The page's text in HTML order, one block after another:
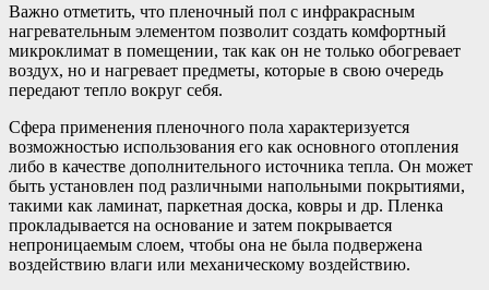
Важно отметить, что пленочный пол с инфракрасным
нагревательным элементом позволит создать комфортный
микроклимат в помещении, так как он не только обогревает
воздух, но и нагревает предметы, которые в свою очередь
передают тепло вокруг себя.
Сфера применения пленочного пола характеризуется
возможностью использования его как основного отопления
либо в качестве дополнительного источника тепла. Он может
быть установлен под различными напольными покрытиями,
такими как ламинат, паркетная доска, ковры и др. Пленка
прокладывается на основание и затем покрывается
непроницаемым слоем, чтобы она не была подвержена
воздействию влаги или механическому воздействию.